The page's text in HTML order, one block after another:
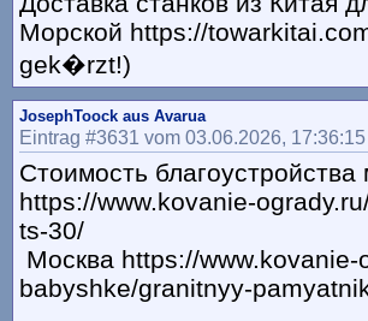
Морской https://
gek�rzt!)
JosephToock aus Avarua
Eintrag #3631 vom 03.06.2026,
Стоимость
https://www.kovanie-
ts-30/
Москва https://
babyshke/granitnyy-